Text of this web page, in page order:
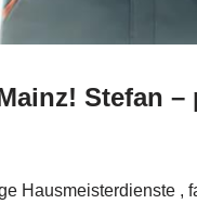
Stefan
Hausmeisterdienste ,